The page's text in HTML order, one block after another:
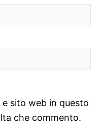
e sito web in questo
che commento.